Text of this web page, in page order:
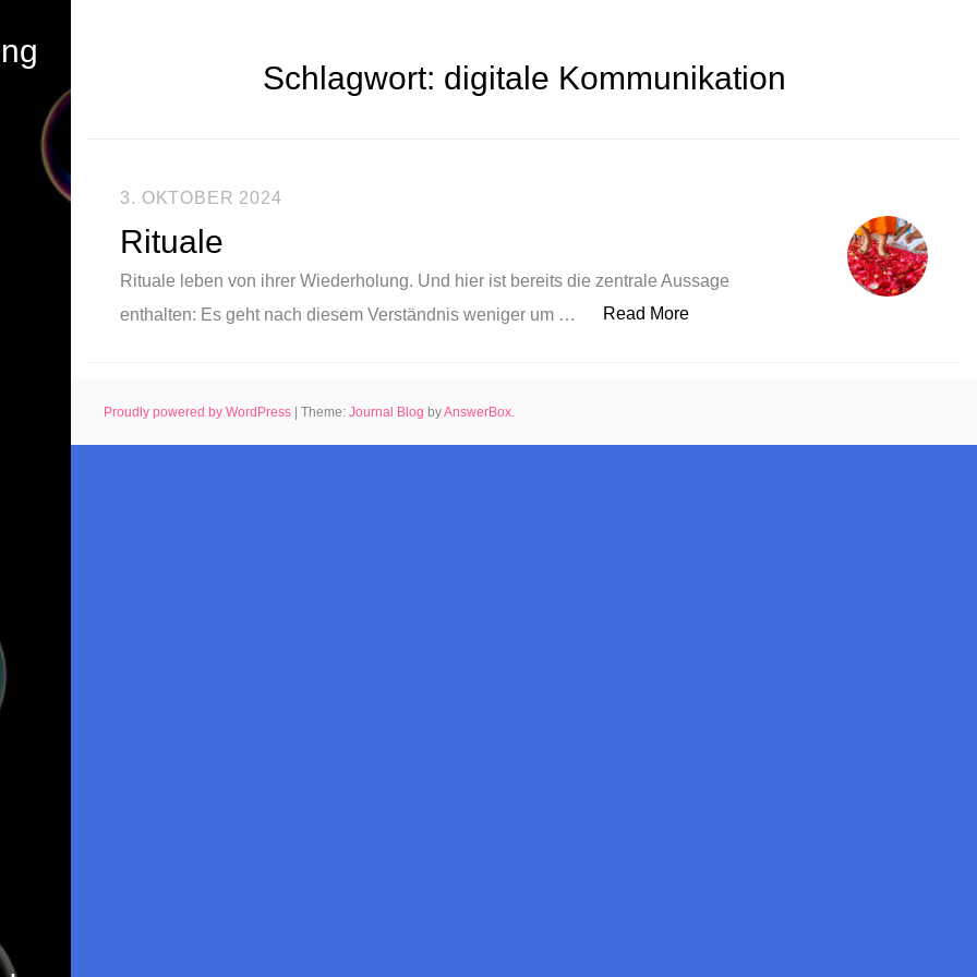
Schlagwort: digitale Kommunikation
3. OKTOBER 2024
Rituale
Rituale leben von ihrer Wiederholung. Und hier ist bereits die zentrale Aussage
enthalten: Es geht nach diesem Verständnis weniger um …
Read More„Rituale“
Proudly powered by WordPress |Theme:Journal Blog byAnswerBox.